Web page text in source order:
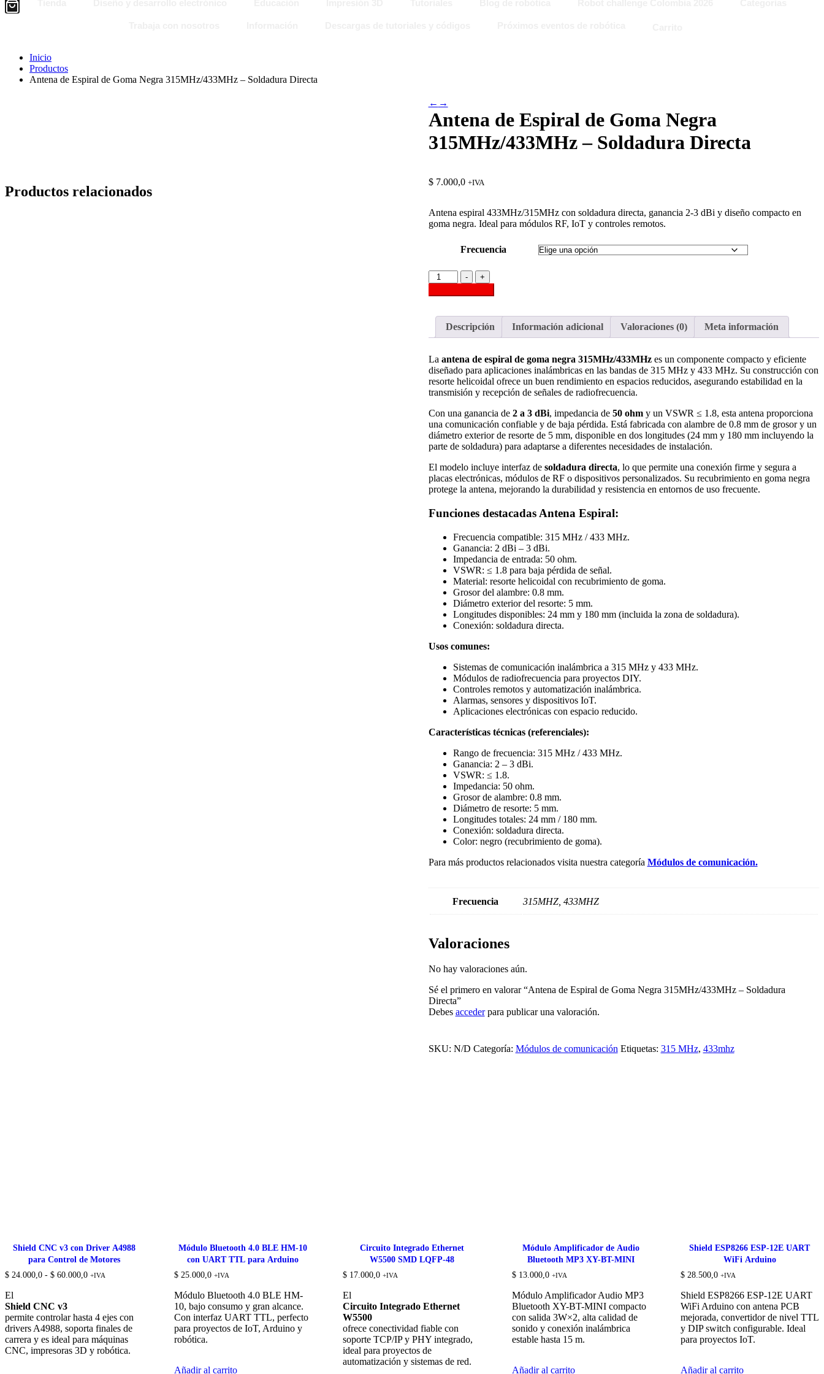
Inicio
Productos
Antena de Espiral de Goma Negra 315MHz/433MHz – Soldadura Directa
← →
Antena de Espiral de Goma Negra
315MHz/433MHz – Soldadura Directa
$7.000,0 +IVA
Antena espiral 433MHz/315MHz con soldadura directa, ganancia 2-3 dBi y diseño compacto en
goma negra. Ideal para módulos RF, IoT y controles remotos.
Frecuencia
-
Antena
de
Espiral
Goma
Negra
315MHz/433MHz
Soldadura
Directa
cantidad
+
Descripción Información adicional Valoraciones (0) Meta información
La antena de espiral de goma negra 315MHz/433MHzes un componente compacto y eficiente
diseñado para aplicaciones inalámbricas en las bandas de 315 MHz y 433 MHz. Su construcción con
resorte helicoidal ofrece un buen rendimiento en espacios reducidos, asegurando estabilidad en la
transmisión y recepción de señales de radiofrecuencia.
Con una ganancia de 2 a 3 dBi, impedancia de 50 ohmy un VSWR ≤ 1.8, esta antena proporciona
una comunicación confiable y de baja pérdida. Está fabricada con alambre de 0.8 mm de grosor y un
diámetro exterior de resorte de 5 mm, disponible en dos longitudes (24 mm y 180 mm incluyendo la
parte de soldadura) para adaptarse a diferentes necesidades de instalación.
El modelo incluye interfaz de soldadura directa, lo que permite una conexión firme y segura a
placas electrónicas, módulos de RF o dispositivos personalizados. Su recubrimiento en goma negra
protege la antena, mejorando la durabilidad y resistencia en entornos de uso frecuente.
Funciones destacadas Antena Espiral:
Frecuencia compatible: 315 MHz / 433 MHz.
Ganancia: 2 dBi – 3 dBi.
Impedancia de entrada: 50 ohm.
VSWR: ≤ 1.8 para baja pérdida de señal.
Material: resorte helicoidal con recubrimiento de goma.
Grosor del alambre: 0.8 mm.
Diámetro exterior del resorte: 5 mm.
Longitudes disponibles: 24 mm y 180 mm (incluida la zona de soldadura).
Conexión: soldadura directa.
Usos comunes:
Sistemas de comunicación inalámbrica a 315 MHz y 433 MHz.
Módulos de radiofrecuencia para proyectos DIY.
Controles remotos y automatización inalámbrica.
Alarmas, sensores y dispositivos IoT.
Aplicaciones electrónicas con espacio reducido.
Características técnicas (referenciales):
Rango de frecuencia: 315 MHz / 433 MHz.
Ganancia: 2 – 3 dBi.
VSWR: ≤ 1.8.
Impedancia: 50 ohm.
Grosor de alambre: 0.8 mm.
Diámetro de resorte: 5 mm.
Longitudes totales: 24 mm / 180 mm.
Conexión: soldadura directa.
Color: negro (recubrimiento de goma).
Para más productos relacionados visita nuestra categoría Módulos de comunicación.
Frecuencia 315MHZ, 433MHZ
Valoraciones
No hay valoraciones aún.
Sé el primero en valorar “Antena de Espiral de Goma Negra 315MHz/433MHz – Soldadura
Directa”
Debes accederpara publicar una valoración.
SKU: N/D Categoría: Módulos de comunicación Etiquetas: 315 MHz, 433mhz
Productos relacionados
Shield CNC v3 con Driver A4988
para Control de Motores
$ 24.000,0 - $ 60.000,0Rango
$ 24.000,0
hasta
$ 60.000,0
+IVA
El
Shield CNC v3
permite controlar hasta 4 ejes con
drivers A4988, soporta finales de
carrera y es ideal para máquinas
CNC, impresoras 3D y robótica.
Módulo Bluetooth 4.0 BLE HM-10
con UART TTL para Arduino
$25.000,0 +IVA
Módulo Bluetooth 4.0 BLE HM-
10, bajo consumo y gran alcance.
Con interfaz UART TTL, perfecto
para proyectos de IoT, Arduino y
robótica.
Añadir al carrito
Circuito Integrado Ethernet
W5500 SMD LQFP-48
$ 17.000,0 +IVA
El
Circuito Integrado Ethernet
W5500
ofrece conectividad fiable con
soporte TCP/IP y PHY integrado,
ideal para proyectos de
automatización y sistemas de red.
Módulo Amplificador de Audio
Bluetooth MP3 XY-BT-MINI
$13.000,0 +IVA
Módulo Amplificador Audio MP3
Bluetooth XY-BT-MINI compacto
con salida 3W×2, alta calidad de
sonido y conexión inalámbrica
estable hasta 15 m.
Añadir al carrito
Shield ESP8266 ESP-12E UART
WiFi Arduino
$ 28.500,0 +IVA
Shield ESP8266 ESP-12E UART
WiFi Arduino con antena PCB
mejorada, convertidor de nivel TTL
y DIP switch configurable. Ideal
para proyectos IoT.
Añadir al carrito